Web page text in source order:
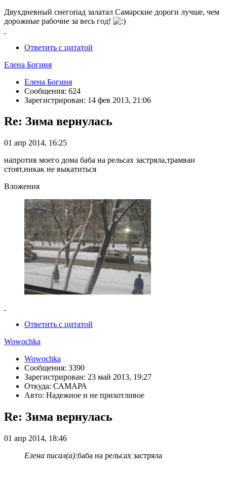
Двухдневный снегопад залатал Самарские дороги лучше, чем
дорожные рабочие за весь год!
Ответить с цитатой
Елена Богиня
Елена Богиня
Сообщения: 624
Зарегистрирован: 14 фев 2013, 21:06
Re: Зима вернулась
01 апр 2014, 16:25
напротив моего дома баба на рельсах застряла,трамваи
стоят,никак не выкатиться
Вложения
Ответить с цитатой
Wowochka
Wowochka
Сообщения: 3390
Зарегистрирован: 23 май 2013, 19:27
Откуда: САМАРА
Авто: Надежное и не прихотливое
Re: Зима вернулась
01 апр 2014, 18:46
Елена писал(а):баба на рельсах застряла